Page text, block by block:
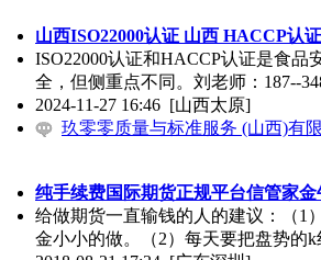
山西ISO22000认证 山西 HACCP认证
ISO22000认证和HACCP认证是食
全，但侧重点不同。刘老师：187--
2024-11-27 16:46 [山西太原]
玖零零质量与标准服务 (山西)有
纯手续费国际期货正规平台信管家
给做期货一直输钱的人的建议：（1
金小小的做。（2）每天要把盘势的k